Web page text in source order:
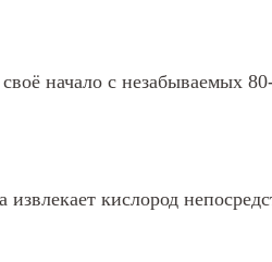
начало с незабываемых
кислород